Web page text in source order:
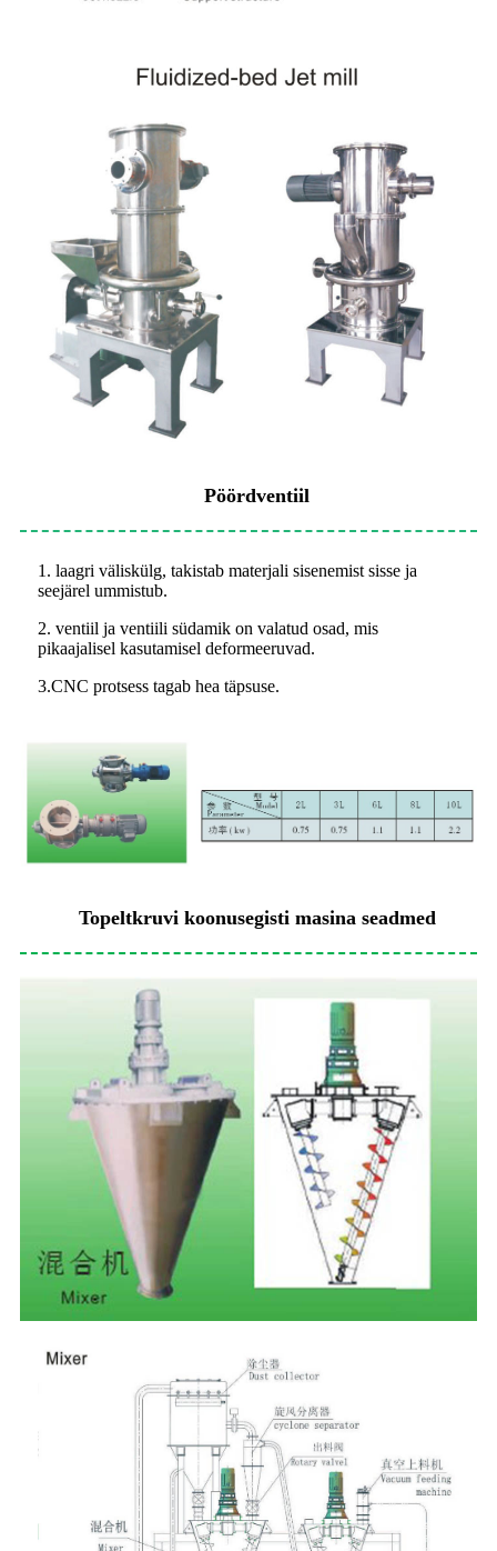
Pöördventiil
1. laagri väliskülg, takistab materjali sisenemist sisse ja
seejärel ummistub.
2. ventiil ja ventiili südamik on valatud osad, mis
pikaajalisel kasutamisel deformeeruvad.
3.CNC protsess tagab hea täpsuse.
Topeltkruvi koonusegisti masina seadmed